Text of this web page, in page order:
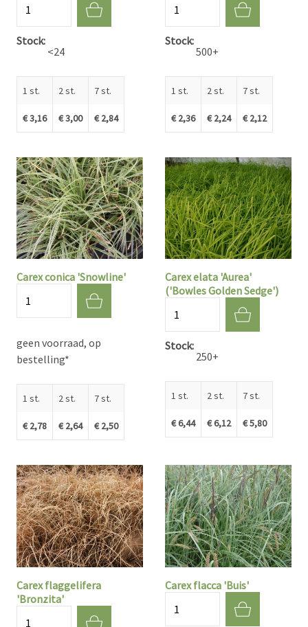
Stock
<24
1 st.
€ 3,16
2 st.
€ 3,00
7 st.
€ 2,84
Stock
500+
1 st.
€ 2,36
2 st.
€ 2,24
7 st.
€ 2,12
Carex conica 'Snowline'
geen voorraad, op
bestelling*
1 st.
€ 2,78
2 st.
€ 2,64
7 st.
€ 2,50
Carex elata 'Aurea'
('Bowles Golden Sedge')
Stock
250+
1 st.
€ 6,44
2 st.
€ 6,12
7 st.
€ 5,80
Carex flaggelifera
'Bronzita'
Carex flacca 'Buis'